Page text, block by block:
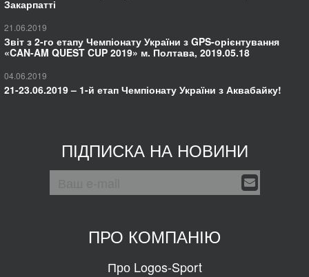
Дилери
Закарпатті
21.06.2019
Звіт з 2-го етапу Чемпіонату України з GPS-орієнтування
«CAN-AM QUEST CUP 2019» м. Полтава, 2019.05.18
04.06.2019
21-23.06.2019 – 1-й етап Чемпіонату України з Аквабайку!
ПІДПИСКА НА НОВИНИ
ПРО КОМПАНІЮ
Про Logos-Sport